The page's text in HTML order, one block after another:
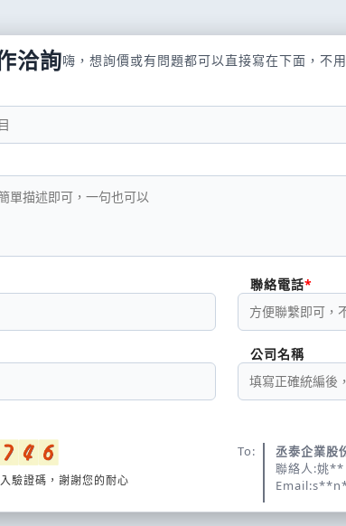
洽詢嗨，想詢價或有問題都可以直接寫在下面，不
聯絡電話
公司名稱
驗證碼，謝謝您的耐心
To:
丞泰企業股
聯絡人:姚**